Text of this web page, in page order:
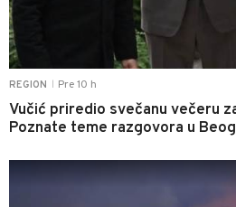
REGION Pre 10 h
Vučić priredio svečanu večeru
Poznate teme razgovora u